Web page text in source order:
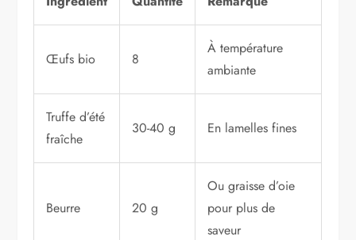
Œufs bio 8
À température
ambiante
Truffe d’été
fraîche
30-40 g En lamelles fines
Beurre 20 g
Ou graisse d’oie
pour plus de
saveur